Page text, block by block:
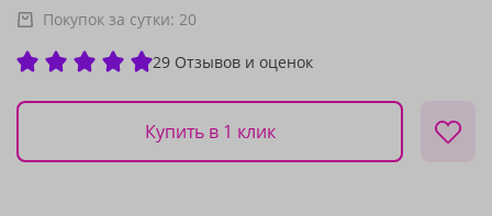
Покупок за сутки: 20
29 Отзывов и оценок
Купить в 1 клик